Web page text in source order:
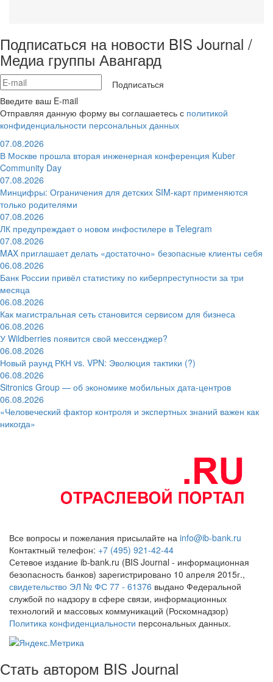
Подписаться на новости BIS Journal /
Медиа группы Авангард
Подписаться
Введите ваш E-mail
Отправляя данную форму вы соглашаетесь с политикой
конфиденциальности персональных данных
07.08.2026
В Москве прошла вторая инженерная конференция Kuber
Community Day
07.08.2026
Минцифры: Ограничения для детских SIM-карт применяются
только родителями
07.08.2026
ЛК предупреждает о новом инфостилере в Telegram
07.08.2026
MAX приглашает делать «достаточно» безопасные клиенты себя
06.08.2026
Банк России привёл статистику по киберпреступности за три
месяца
06.08.2026
Как магистральная сеть становится сервисом для бизнеса
06.08.2026
У Wildberries появится свой мессенджер?
06.08.2026
Новый раунд РКН vs. VPN: Эволюция тактики (?)
06.08.2026
Sitronics Group — об экономике мобильных дата-центров
06.08.2026
«Человеческий фактор контроля и экспертных знаний важен как
никогда»
Все вопросы и пожелания присылайте на info@ib-bank.ru
Контактный телефон: +7 (495) 921-42-44
Сетевое издание ib-bank.ru (BIS Journal - информационная
безопасность банков) зарегистрировано 10 апреля 2015г.,
свидетельство ЭЛ № ФС 77 - 61376 выдано Федеральной
службой по надзору в сфере связи, информационных
технологий и массовых коммуникаций (Роскомнадзор)
Политика конфиденциальности персональных данных.
Стать автором BIS Journal